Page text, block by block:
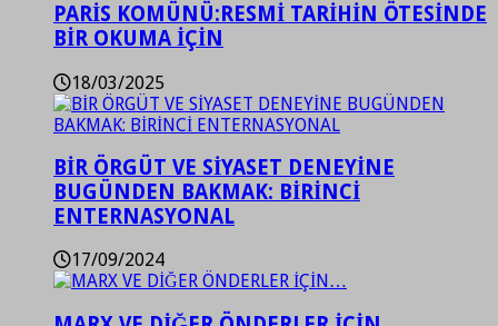
PARİS KOMÜNÜ:RESMİ TARİHİN ÖTESİNDE
BİR OKUMA İÇİN
18/03/2025
BİR ÖRGÜT VE SİYASET DENEYİNE
BUGÜNDEN BAKMAK: BİRİNCİ
ENTERNASYONAL
17/09/2024